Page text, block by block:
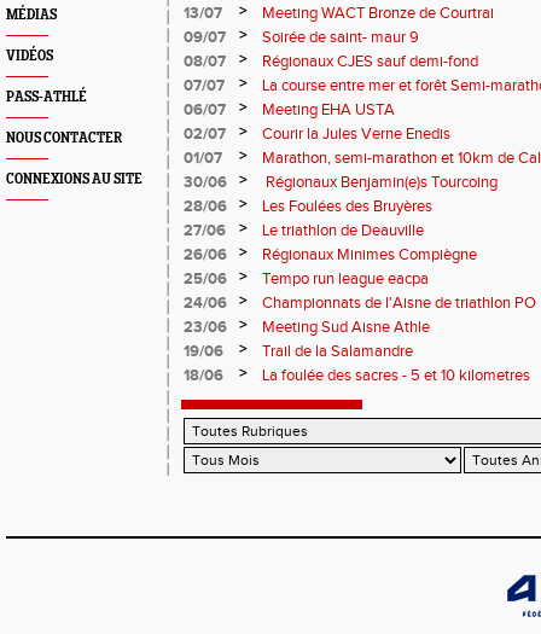
MÉDIAS
VIDÉOS
PASS-ATHLÉ
NOUS CONTACTER
CONNEXIONS AU SITE
13/07
>
Meeting WACT Bronze de Courtrai
09/07
>
Soirée de saint- maur 9
08/07
>
Régionaux CJES sauf demi-fond
07/07
>
La course entre mer et forêt Semi-
Plage
06/07 >
Meeting EHA USTA
02/07
>
Courir la Jules Verne Enedis
01/07
>
Marathon, semi-marathon et 10km de
30/06
>
Régionaux Benjamin(e)s Tourcoing
28/06
>
Les Foulées des Bruyères
27/06
>
Le triathlon de Deauville
26/06
>
Régionaux Minimes Compiègne
25/06
>
Tempo run league eacpa
24/06
>
Championnats de l'Aisne de triathlon PO
23/06
>
Meeting Sud Aisne Athle
19/06
>
Trail de la Salamandre
18/06
> La foulée des sacres - 5 et 10 kilometres